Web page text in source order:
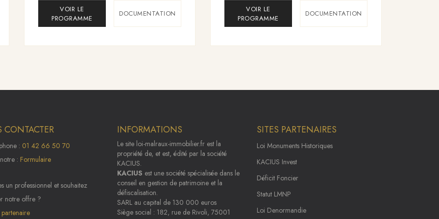
VOIR LE
PROGRAMME
DOCUMENTATION
VOIR LE
PROGRAMME
DOCUMENTATION
CONTACTER
: 01 42 66 50 70
: Formulaire
un professionnel et souhaitez
notre offre ?
INFORMATIONS
Le site loi-malraux-immobilier.fr est la
propriété de, et est, édité par la société
KACIUS.
KACIUS est une société spécialisée dans le
conseil en gestion de patrimoine et la
défiscalisation.
SARL au capital de 130 000 euros
Siège social : 182, rue de Rivoli, 75001
SITES PARTENAIRES
Loi Monuments Historiques
KACIUS Invest
Déficit Foncier
Statut LMNP
Loi Denormandie